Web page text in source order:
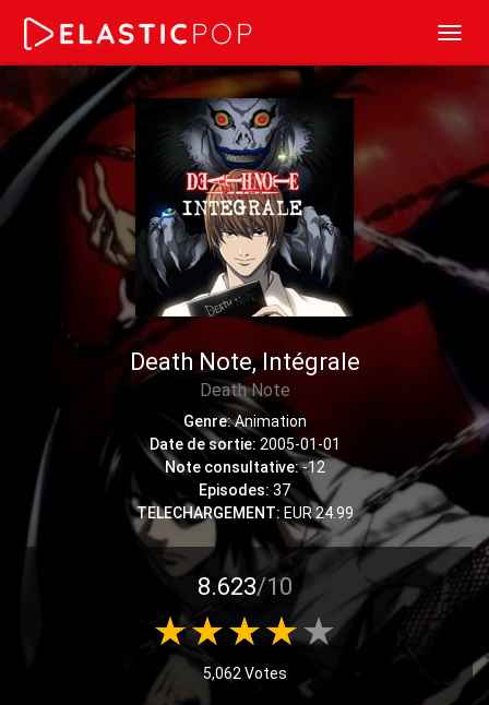
Death Note, Intégrale
Death Note
Genre:Animation
Date de sortie: 2005-01-01
Note consultative:-12
Episodes: 37
TELECHARGEMENT: EUR 24.99
8.623/10
5,062 Votes